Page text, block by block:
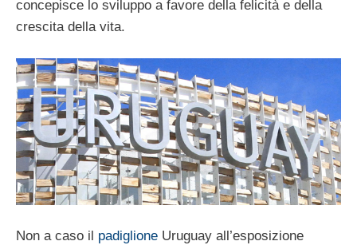
concepisce lo sviluppo a favore della felicità e della
crescita della vita.
Non a caso il padiglione Uruguay all’esposizione